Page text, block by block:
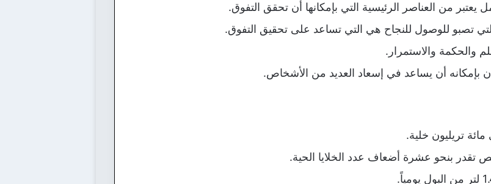
يعتبر من العناصر الرئيسية التي بإمكانها أن تحقق التفوق.
تصبو للوصول للنجاح هي التي تساعد على تحقيق التفوق.
والحكمة والاستمرار.
أن يساعد في إسعاد العديد من الأشخاص.
تريليون خلية.
تقدر بنحو عشرة أضعاف عدد الخلايا الحية.